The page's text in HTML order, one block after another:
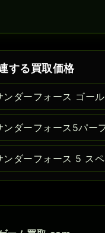
する買取価格
ンダーフォース ゴー
ンダーフォース5パー
ンダーフォース 5 ス